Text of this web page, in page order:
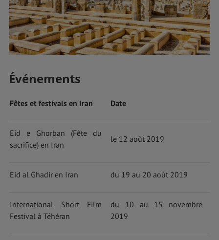
Événements
Fêtes et festivals en Iran Date
Eid e Ghorban (Fête du
sacrifice) en Iran
le 12 août 2019
Eid al Ghadir en Iran du 19 au 20 août 2019
International Short Film
Festival à Téhéran
du 10 au 15 novembre
2019